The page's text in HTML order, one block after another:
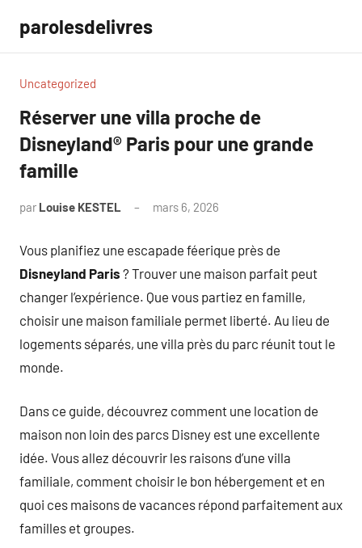
contenu
parolesdelivres
Uncategorized
Réserver une villa proche de
Disneyland® Paris pour une grande
famille
par Louise KESTEL mars 6, 2026
Vous planifiez une escapade féerique près de
Disneyland Paris ? Trouver une maison parfait peut
changer l’expérience. Que vous partiez en famille,
choisir une maison familiale permet liberté. Au lieu de
logements séparés, une villa près du parc réunit tout le
monde.
Dans ce guide, découvrez comment une location de
maison non loin des parcs Disney est une excellente
idée. Vous allez découvrir les raisons d’une villa
familiale, comment choisir le bon hébergement et en
quoi ces maisons de vacances répond parfaitement aux
familles et groupes.